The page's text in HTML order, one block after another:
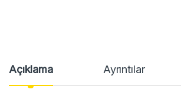
Açıklama Ayrıntılar